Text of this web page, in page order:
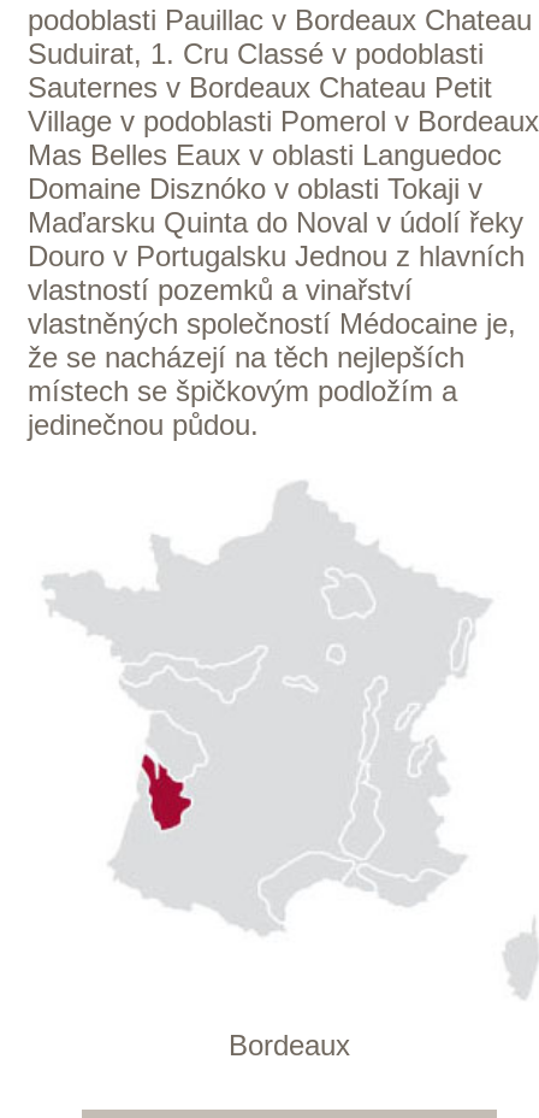
Vinařství v naší nabídce
Naši zákazníci
E-shop
Zpracování osobních údajů
Dodací a platební podmínky
Reklamační podmínky
Kontakty
Kde nás najdete
Winestore s.r.o.
OC Kunratice, Dobronická 504
148 00 Praha 4
po–pá
od 11 do 19 hodin
info@winestore.cz
Prodej alkoholických nápojů je povolen
pouze osobám starším 18 let.
Le Panier, s.r.o. © 2017
více informací